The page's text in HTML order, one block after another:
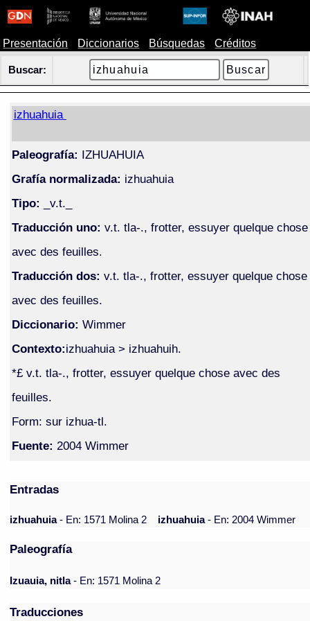
Presentación Diccionarios Búsquedas Créditos
Buscar:
izhuahuia
Paleografía: IZHUAHUIA
Grafía normalizada: izhuahuia
Tipo: _v.t._
Traducción uno: v.t. tla-., frotter, essuyer quelque chose
avec des feuilles.
Traducción dos: v.t. tla-., frotter, essuyer quelque chose
avec des feuilles.
Diccionario: Wimmer
Contexto:izhuahuia > izhuahuih.
*£ v.t. tla-., frotter, essuyer quelque chose avec des
feuilles.
Form: sur izhua-tl.
Fuente: 2004 Wimmer
Entradas
izhuahuia- En: 1571 Molina 2 izhuahuia- En: 2004 Wimmer
Paleografía
Izuauia, nitla- En: 1571 Molina 2
Traducciones